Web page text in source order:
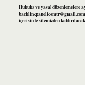
Hukuka ve yasal düzenlemelere
backlinkpanelicomtr@gmail.com
içerisinde sitemizden